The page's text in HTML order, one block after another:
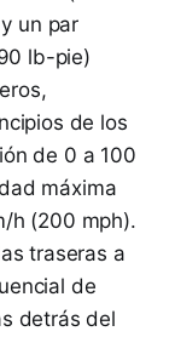
un par
lb-pie)
de los
de 0 a 100
máxima
h (200 mph).
traseras a
de
detrás del